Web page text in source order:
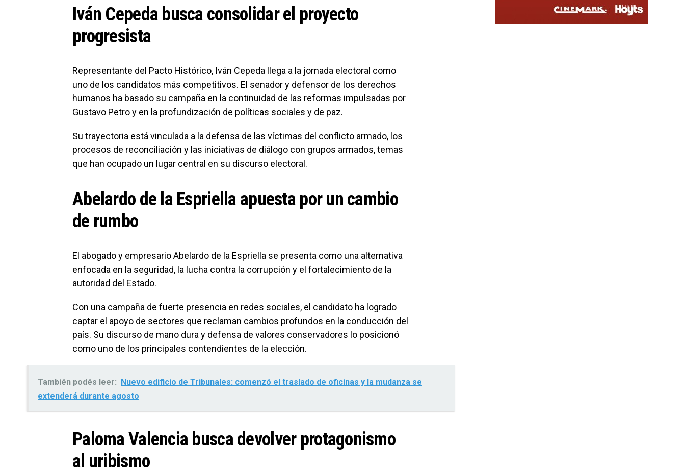
Iván Cepeda busca consolidar el proyecto
progresista
Representante del Pacto Histórico, Iván Cepeda llega a la jornada electoral como
uno de los candidatos más competitivos. El senador y defensor de los derechos
humanos ha basado su campaña en la continuidad de las reformas impulsadas por
Gustavo Petro y en la profundización de políticas sociales y de paz.
Su trayectoria está vinculada a la defensa de las víctimas del conflicto armado, los
procesos de reconciliación y las iniciativas de diálogo con grupos armados, temas
que han ocupado un lugar central en su discurso electoral.
Abelardo de la Espriella apuesta por un cambio
de rumbo
El abogado y empresario Abelardo de la Espriella se presenta como una alternativa
enfocada en la seguridad, la lucha contra la corrupción y el fortalecimiento de la
autoridad del Estado.
Con una campaña de fuerte presencia en redes sociales, el candidato ha logrado
captar el apoyo de sectores que reclaman cambios profundos en la conducción del
país. Su discurso de mano dura y defensa de valores conservadores lo posicionó
como uno de los principales contendientes de la elección.
También podés leer:
Nuevo edificio de Tribunales: comenzó el traslado de oficinas y la mudanza se
extenderá durante agosto
Paloma Valencia busca devolver protagonismo
al uribismo